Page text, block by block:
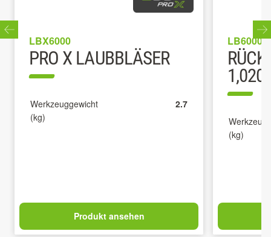
LBX6000
PRO X LAUBBLÄSER
Werkzeuggewicht
(kg)
2.7
Produkt ansehen
LB6000E
(kg)